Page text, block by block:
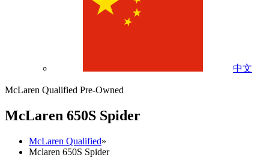
中文
McLaren Qualified Pre-Owned
McLaren 650S Spider
McLaren Qualified»
Mclaren 650S Spider